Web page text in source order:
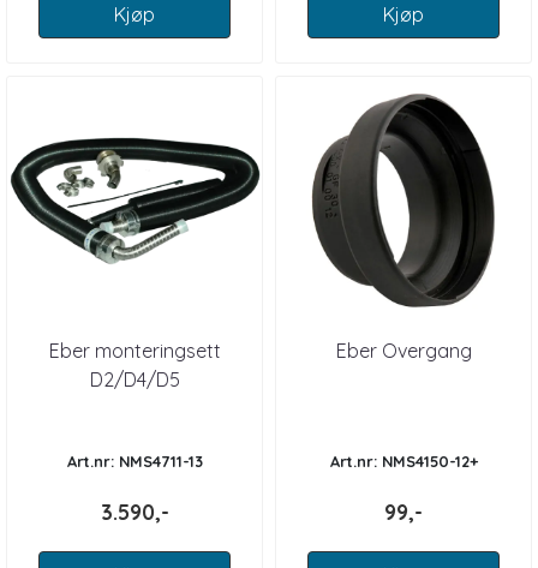
Kjøp Kjøp
Eber monteringsett
D2/D4/D5
Art.nr: NMS4711-13
3.590,-
Eber Overgang
Art.nr: NMS4150-12+
99,-